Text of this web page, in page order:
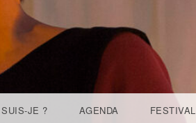
JE ? AGENDA FESTIVAL